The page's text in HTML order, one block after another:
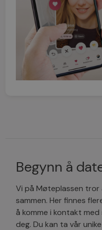
Begynn å
Vi på Møteplassen
sammen. Her finnes
å komme i kontakt
deg. Du kan ta vår